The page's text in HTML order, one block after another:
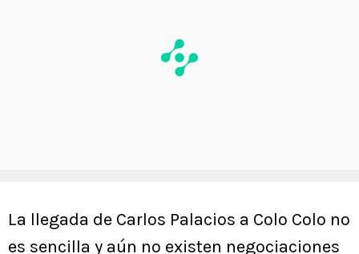
La llegada de Carlos Palacios a Colo Colo no
es sencilla y aún no existen negociaciones